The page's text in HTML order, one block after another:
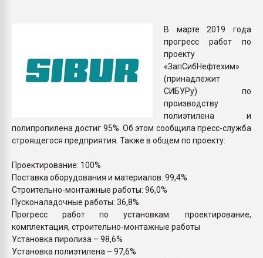
28.07.2026
ситуацией на
ПЕРЕЙТИ НА
В марте 2019 года
прогресс работ по
проекту
«ЗапСибНефтехим»
(принадлежит
СИБУРу) по
производству
полиэтилена и
полипропилена достиг 95%. Об этом сообщила пресс-служба
строящегося предприятия. Также в общем по проекту:
Проектирование: 100%
Поставка оборудования и материалов: 99,4%
Строительно-монтажные работы: 96,0%
Пусконаладочные работы: 36,8%
Прогресс работ по установкам: проектирование,
комплектация, строительно-монтажные работы
Установка пиролиза – 98,6%
Установка полиэтилена – 97,6%